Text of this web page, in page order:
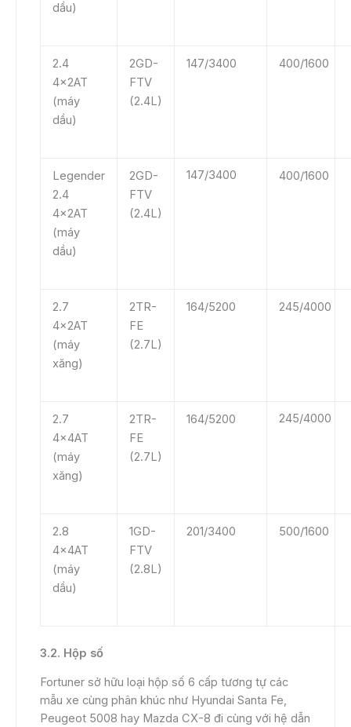
dầu)
2.4
4x2AT
(máy
dầu)
2GD-
FTV
(2.4L)
147/3400 400/1600
Legender
2.4
4x2AT
(máy
dầu)
2GD-
FTV
(2.4L)
147/3400 400/1600
2.7
4x2AT
(máy
xăng)
2TR-
FE
(2.7L)
164/5200 245/4000
2.7
4x4AT
(máy
xăng)
2TR-
FE
(2.7L)
164/5200 245/4000
2.8
4x4AT
(máy
dầu)
1GD-
FTV
(2.8L)
201/3400 500/1600
3.2. Hộp số
Fortuner sở hữu loại hộp số 6 cấp tương tự các
mẫu xe cùng phân khúc như Hyundai Santa Fe,
Peugeot 5008 hay Mazda CX-8 đi cùng với hệ dẫn